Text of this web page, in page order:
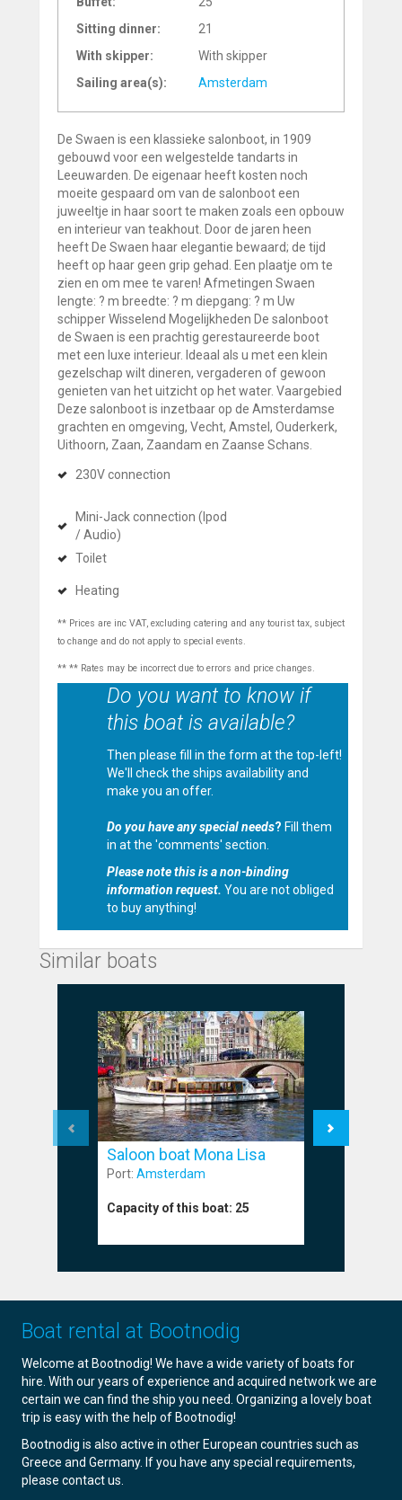
Sitting dinner:
21
With skipper:
With skipper
Sailing area(s):
Amsterdam
De Swaen is een klassieke salonboot, in 1909
gebouwd voor een welgestelde tandarts in
Leeuwarden. De eigenaar heeft kosten noch
moeite gespaard om van de salonboot een
juweeltje in haar soort te maken zoals een opbouw
en interieur van teakhout. Door de jaren heen
heeft De Swaen haar elegantie bewaard; de tijd
heeft op haar geen grip gehad. Een plaatje om te
zien en om mee te varen! Afmetingen Swaen
lengte: ? m breedte: ? m diepgang: ? m Uw
schipper Wisselend Mogelijkheden De salonboot
de Swaen is een prachtig gerestaureerde boot
met een luxe interieur. Ideaal als u met een klein
gezelschap wilt dineren, vergaderen of gewoon
genieten van het uitzicht op het water. Vaargebied
Deze salonboot is inzetbaar op de Amsterdamse
grachten en omgeving, Vecht, Amstel, Ouderkerk,
Uithoorn, Zaan, Zaandam en Zaanse Schans.
230V connection
Mini-Jack connection (Ipod
/ Audio)
Toilet
Heating
** Prices are inc VAT, excluding catering and any tourist tax, subject
to change and do not apply to special events.
** ** Rates may be incorrect due to errors and price changes.
Do you want to know if
this boat is available?
Then please fill in the form at the top-left!
We'll check the ships availability and
make you an offer.
Do you have any special needs? Fill them
in at the 'comments' section.
Please note this is a non-binding
information request. You are not obliged
to buy anything!
Similar boats
Saloon boat Mona Lisa
Port: Amsterdam
Capacity of this boat: 25
Boat rental at Bootnodig
Welcome at Bootnodig! We have a wide variety of boats for
hire. With our years of experience and acquired network we are
certain we can find the ship you need. Organizing a lovely boat
trip is easy with the help of Bootnodig!
Bootnodig is also active in other European countries such as
Greece and Germany. If you have any special requirements,
please contact us.